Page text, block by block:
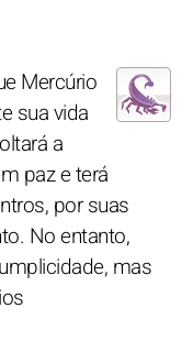
Mercúrio
sua vida
a
paz e terá
por suas
No entanto,
mas